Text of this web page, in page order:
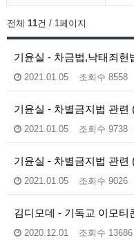
전체 11건 / 1페이지
기윤실 - 차금법,낙태죄
2021.01.05 조회수 8558
기윤실 - 차별금지법 관
2021.01.05 조회수 9738
기윤실 - 차별금지법 관
2021.01.05 조회수 9026
김디모데 - 기독교 이모티
2020.12.01 조회수 13686